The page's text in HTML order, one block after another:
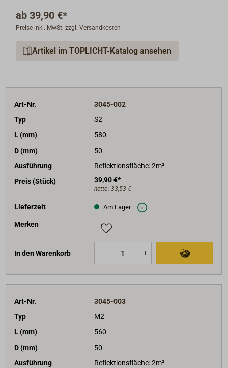
ab 39,90 €*
Preise inkl. MwSt. zzgl. Versandkosten
Artikel im TOPLICHT-Katalog ansehen
Art-Nr.
3045-002
Typ
S2
L (mm)
580
D (mm)
50
Ausführung
Reflektionsfläche: 2m²
Preis (Stück)
39,90 €*
netto: 33,53 €
Lieferzeit Am Lager
Merken
In den Warenkorb
Art-Nr.
3045-003
Typ
M2
L (mm)
560
D (mm)
50
Ausführung
Reflektionsfläche: 2m²